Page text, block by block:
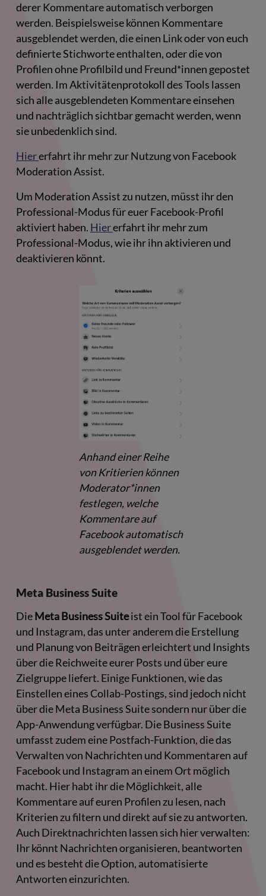
derer Kommentare automatisch verborgen
werden. Beispielsweise können Kommentare
ausgeblendet werden, die einen Link oder von euch
definierte Stichworte enthalten, oder die von
Profilen ohne Profilbild und Freund*innen gepostet
werden. Im Aktivitätenprotokoll des Tools lassen
sich alle ausgeblendeten Kommentare einsehen
und nachträglich sichtbar gemacht werden, wenn
sie unbedenklich sind.
Hiererfahrt ihr mehr zur Nutzung von Facebook
Moderation Assist.
Um Moderation Assist zu nutzen, müsst ihr den
Professional-Modus für euer Facebook-Profil
aktiviert haben. Hiererfahrt ihr mehr zum
Professional-Modus, wie ihr ihn aktivieren und
deaktivieren könnt.
Anhand einer Reihe
von Kritierien können
Moderator*innen
festlegen, welche
Kommentare auf
Facebook automatisch
ausgeblendet werden.
Meta Business Suite
DieMeta Business Suiteist ein Tool für Facebook
und Instagram, das unter anderem die Erstellung
und Planung von Beiträgen erleichtert und Insights
über die Reichweite eurer Posts und über eure
Zielgruppe liefert. Einige Funktionen, wie das
Einstellen eines Collab-Postings, sind jedoch nicht
über die Meta Business Suite sondern nur über die
App-Anwendung verfügbar. Die Business Suite
umfasst zudem eine Postfach-Funktion, die das
Verwalten von Nachrichten und Kommentaren auf
Facebook und Instagram an einem Ort möglich
macht. Hier habt ihr die Möglichkeit, alle
Kommentare auf euren Profilen zu lesen, nach
Kriterien zu filtern und direkt auf sie zu antworten.
Auch Direktnachrichten lassen sich hier verwalten:
Ihr könnt Nachrichten organisieren, beantworten
und es besteht die Option, automatisierte
Antworten einzurichten.